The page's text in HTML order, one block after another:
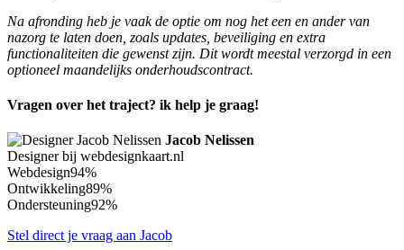
Na afronding heb je vaak de optie om nog het een en ander van
nazorg te laten doen, zoals updates, beveiliging en extra
functionaliteiten die gewenst zijn. Dit wordt meestal verzorgd in een
optioneel maandelijks onderhoudscontract.
Vragen over het traject? ik help je graag!
Jacob Nelissen
Designer bij webdesignkaart.nl
Webdesign94%
Ontwikkeling89%
Ondersteuning92%
Stel direct je vraag aan Jacob